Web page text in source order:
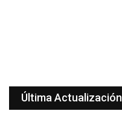
Última Actualización